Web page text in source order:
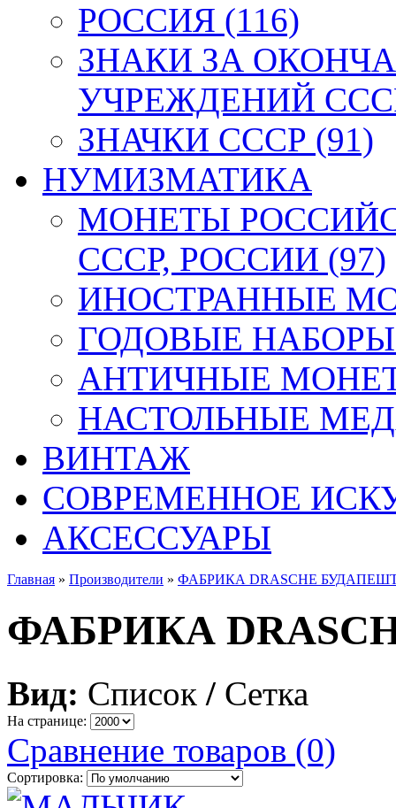
РОССИЯ (116)
ЗНАКИ ЗА
УЧРЕЖДЕНИЙ
ЗНАЧКИ СССР (91)
НУМИЗМАТИКА
МОНЕТЫ
СССР, РОССИИ (97)
ИНОСТРАННЫЕ
ГОДОВЫЕ НАБОРЫ
АНТИЧНЫЕ
НАСТОЛЬНЫЕ
ВИНТАЖ
СОВРЕМЕННОЕ
АКСЕССУАРЫ
Главная » Производители » ФАБРИКА DRASCHE
ФАБРИКА
Вид: Список / Сетка
На странице:
Сравнение товаров (0)
Сортировка: